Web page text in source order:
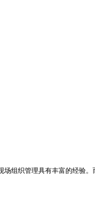
组织管理具有丰富的经验